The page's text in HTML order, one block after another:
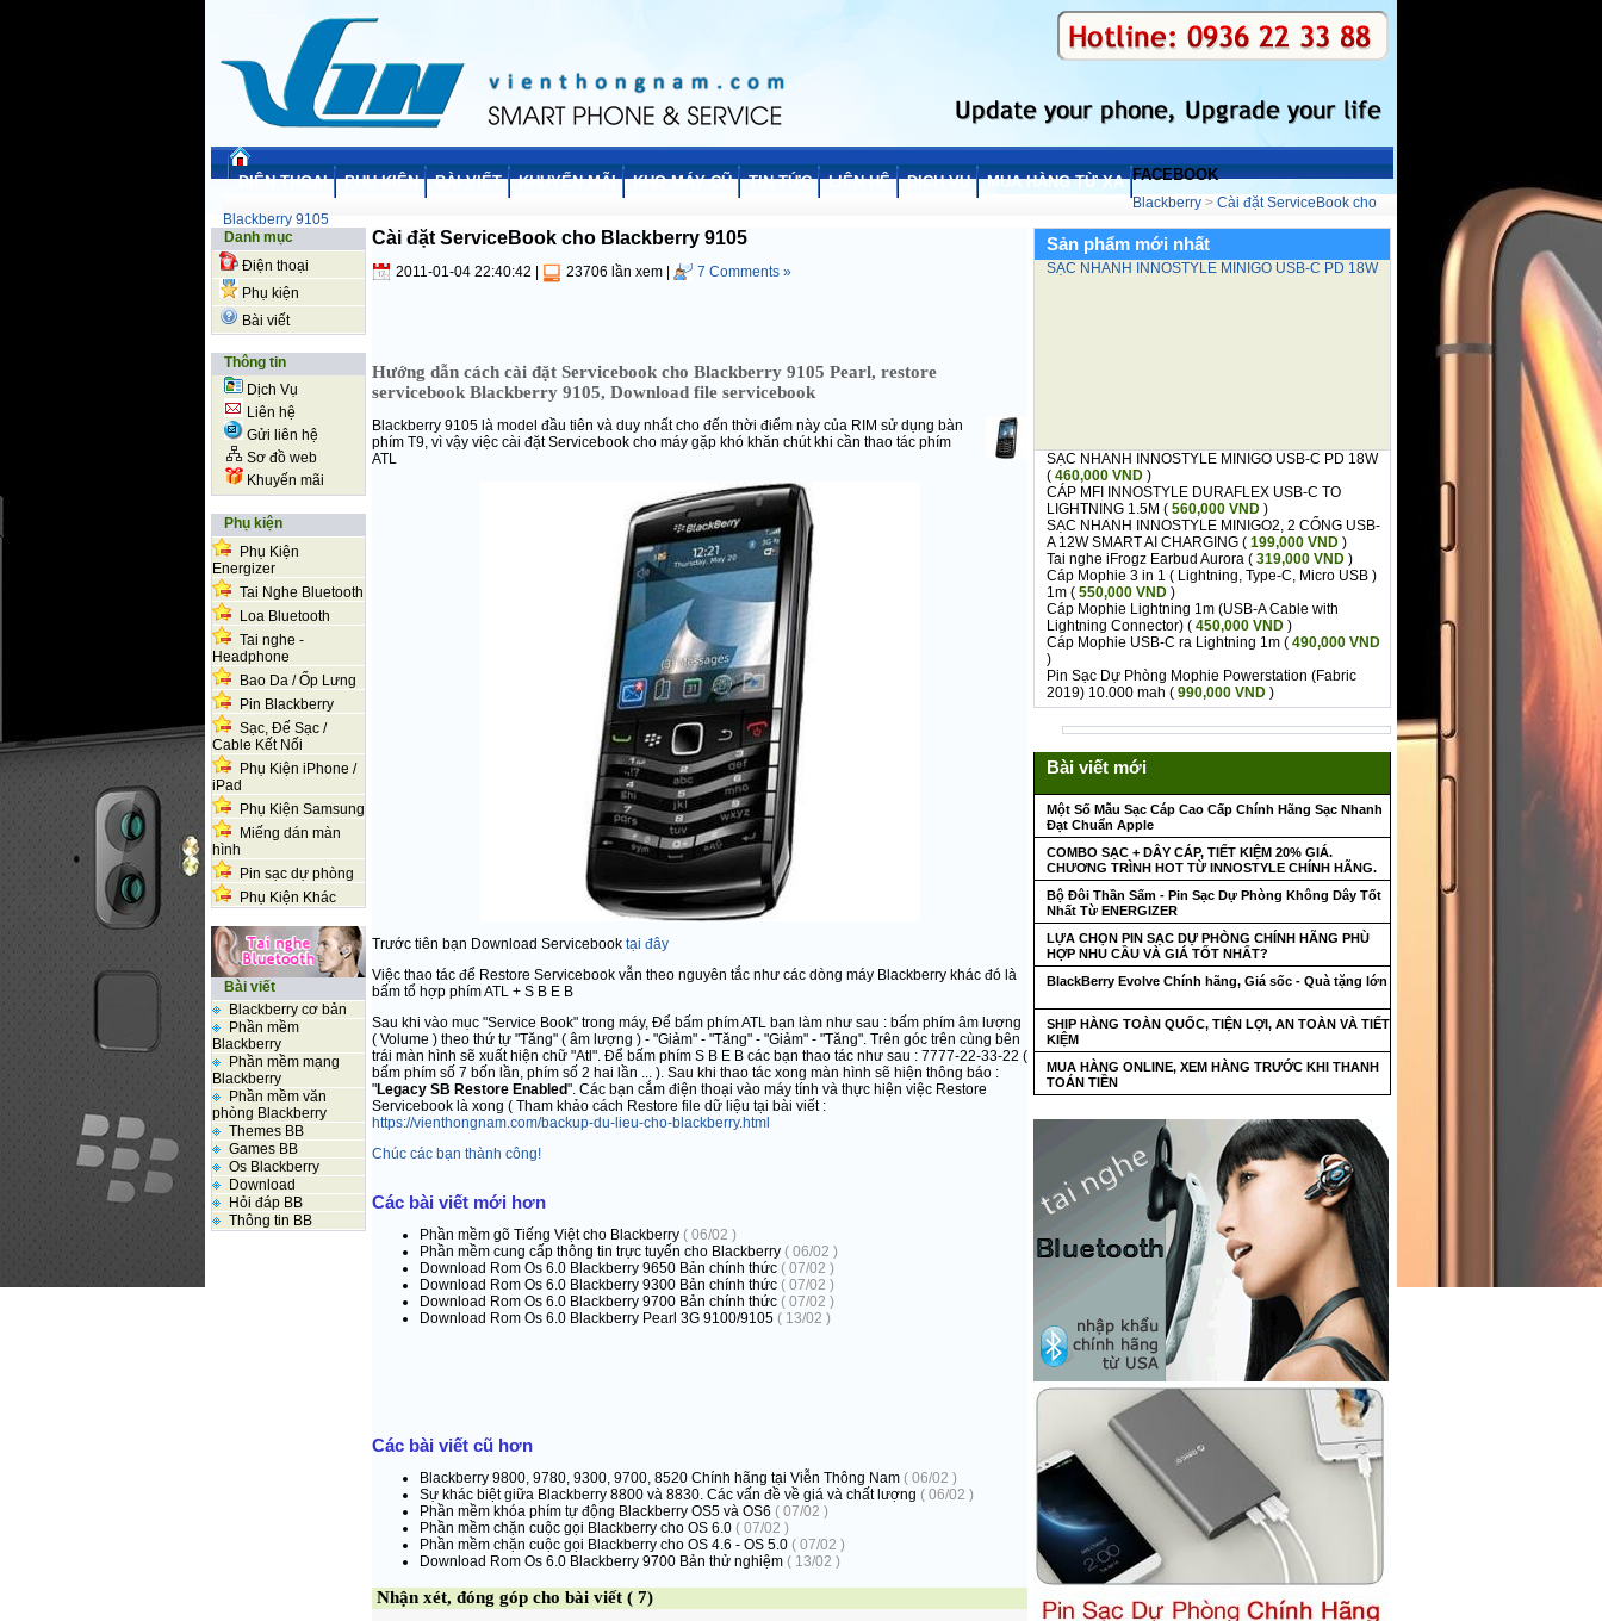
ĐIỆN THOẠI PHỤ KIỆN BÀI VIẾT KHUYẾN MÃI KHO MÁY CŨ TIN TỨC LIÊN HỆ FACEBOOK
DỊCH VỤ MUA HÀNG TỪ XA
Blackberry > Cài đặt ServiceBook cho
Blackberry 9105
Cài đặt ServiceBook cho Blackberry 9105
2011-01-04 22:40:42 23706 lần xem 7 Comments »
Hướng dẫn cách cài đặt Servicebook cho Blackberry 9105 Pearl, restore
servicebook Blackberry 9105, Download file servicebook
Blackberry 9105 là model đầu tiên và duy nhất cho đến thời điểm này của RIM sử dụng bàn
phím T9, vì vậy việc cài đặt Servicebook cho máy gặp khó khăn chút khi cần thao tác phím
ATL
Trước tiên bạn Download Servicebook tại đây
Việc thao tác để Restore Servicebook vẫn theo nguyên tắc như các dòng máy Blackberry khác đó là
bấm tổ hợp phím ATL + S B E B
Sau khi vào mục "Service Book" trong máy, Để bấm phím ATL bạn làm như sau : bấm phím âm lượng
( Volume ) theo thứ tự "Tăng" ( âm lượng ) - "Giảm" - "Tăng" - "Giảm" - "Tăng". Trên góc trên cùng bên
trái màn hình sẽ xuất hiện chữ "Atl". Để bấm phím S B E B các bạn thao tác như sau : 7777-22-33-22 (
bấm phím số 7 bốn lần, phím số 2 hai lần ... ). Sau khi thao tác xong màn hình sẽ hiện thông báo :
"Legacy SB Restore Enabled". Các bạn cắm điện thoại vào máy tính và thực hiện việc Restore
Servicebook là xong ( Tham khảo cách Restore file dữ liệu tại bài viết :
https://vienthongnam.com/backup-du-lieu-cho-blackberry.html
Chúc các bạn thành công!
Các bài viết mới hơn
Phần mềm gõ Tiếng Việt cho Blackberry ( 06/02 )
Phần mềm cung cấp thông tin trực tuyến cho Blackberry ( 06/02 )
Download Rom Os 6.0 Blackberry 9650 Bản chính thức ( 07/02 )
Download Rom Os 6.0 Blackberry 9300 Bản chính thức ( 07/02 )
Download Rom Os 6.0 Blackberry 9700 Bản chính thức ( 07/02 )
Download Rom Os 6.0 Blackberry Pearl 3G 9100/9105 ( 13/02 )
Các bài viết cũ hơn
Blackberry 9800, 9780, 9300, 9700, 8520 Chính hãng tại Viễn Thông Nam ( 06/02 )
Sự khác biệt giữa Blackberry 8800 và 8830. Các vấn đề về giá và chất lượng ( 06/02 )
Phần mềm khóa phím tự động Blackberry OS5 và OS6 ( 07/02 )
Phần mềm chặn cuộc gọi Blackberry cho OS 6.0 ( 07/02 )
Phần mềm chặn cuộc gọi Blackberry cho OS 4.6 - OS 5.0 ( 07/02 )
Download Rom Os 6.0 Blackberry 9700 Bản thử nghiệm ( 13/02 )
Nhận xét, đóng góp cho bài viết ( 7)
Sản phẩm mới nhất
SẠC NHANH INNOSTYLE MINIGO USB-C PD 18W
SẠC NHANH INNOSTYLE MINIGO USB-C PD 18W
( 460,000 VND )
CÁP MFI INNOSTYLE DURAFLEX USB-C TO
LIGHTNING 1.5M ( 560,000 VND )
SẠC NHANH INNOSTYLE MINIGO2, 2 CỔNG USB-
A 12W SMART AI CHARGING ( 199,000 VND )
Tai nghe iFrogz Earbud Aurora ( 319,000 VND )
Cáp Mophie 3 in 1 ( Lightning, Type-C, Micro USB )
1m ( 550,000 VND )
Cáp Mophie Lightning 1m (USB-A Cable with
Lightning Connector) ( 450,000 VND )
Cáp Mophie USB-C ra Lightning 1m ( 490,000 VND
)
Pin Sạc Dự Phòng Mophie Powerstation (Fabric
2019) 10.000 mah ( 990,000 VND )
Bài viết mới
Một Số Mẫu Sạc Cáp Cao Cấp Chính Hãng Sạc Nhanh
Đạt Chuẩn Apple
COMBO SẠC + DÂY CÁP, TIẾT KIỆM 20% GIÁ.
CHƯƠNG TRÌNH HOT TỪ INNOSTYLE CHÍNH HÃNG.
Bộ Đôi Thần Sấm - Pin Sạc Dự Phòng Không Dây Tốt
Nhất Từ ENERGIZER
LỰA CHỌN PIN SẠC DỰ PHÒNG CHÍNH HÃNG PHÙ
HỢP NHU CẦU VÀ GIÁ TỐT NHẤT?
BlackBerry Evolve Chính hãng, Giá sốc - Quà tặng lớn
SHIP HÀNG TOÀN QUỐC, TIỆN LỢI, AN TOÀN VÀ TIẾT
KIỆM
MUA HÀNG ONLINE, XEM HÀNG TRƯỚC KHI THANH
TOÁN TIỀN
Danh mục
Điện thoại
Phụ kiện
Bài viết
Thông tin
Dịch Vụ
Liên hệ
Gửi liên hệ
Sơ đồ web
Khuyến mãi
Phụ kiện
Phụ Kiện
Energizer
Tai Nghe Bluetooth
Loa Bluetooth
Tai nghe -
Headphone
Bao Da / Ốp Lưng
Pin Blackberry
Sạc, Đế Sạc /
Cable Kết Nối
Phụ Kiện iPhone /
iPad
Phụ Kiện Samsung
Miếng dán màn
hình
Pin sạc dự phòng
Phụ Kiện Khác
Bài viết
Blackberry cơ bản
Phần mềm
Blackberry
Phần mềm mạng
Blackberry
Phần mềm văn
phòng Blackberry
Themes BB
Games BB
Os Blackberry
Download
Hỏi đáp BB
Thông tin BB